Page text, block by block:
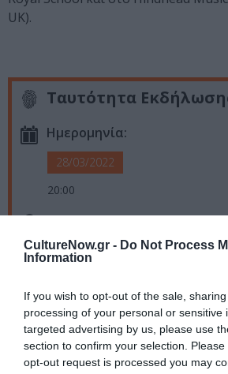
CultureNow.gr - Do Not Process
Information
If you wish to opt-out of the sale,
processing of your personal or sensitive
targeted advertising by us, please use
section to confirm your selection.
opt-out request is processed you may
UK).
Ταυτότητα
Ημερομηνία:
28/03/2022
20:00
Ωδείο Αθηνών, Ρηγίλλης &
19, Αθήνα
Ωδείο Αθηνών
Eισιτήρια:
Γενική είσοδος: 15€